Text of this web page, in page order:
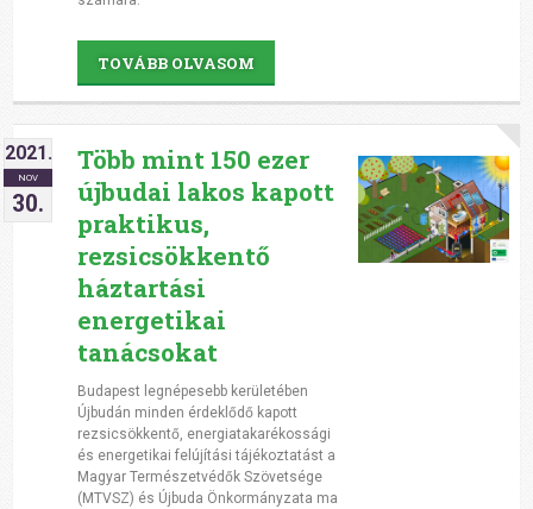
TOVÁBB OLVASOM
2021.
NOV
30.
Több mint 150 ezer
újbudai lakos kapott
praktikus,
rezsicsökkentő
háztartási
energetikai
tanácsokat
Budapest legnépesebb kerületében
Újbudán minden érdeklődő kapott
rezsicsökkentő, energiatakarékossági
és energetikai felújítási tájékoztatást a
Magyar Természetvédők Szövetsége
(MTVSZ) és Újbuda Önkormányzata ma